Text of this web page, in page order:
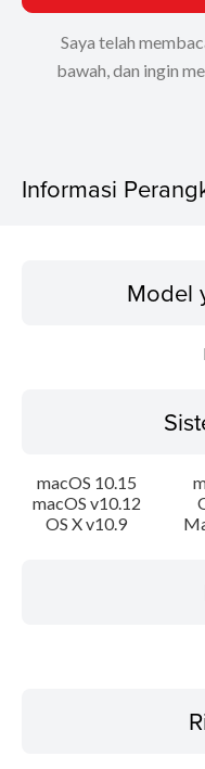
Saya telah
bawah, dan ingin
Informasi
Sistem Operasi
Update Riwayat
Persyaratan Sistem
Model
macOS 10.15
macOS v10.12
OS X v10.9